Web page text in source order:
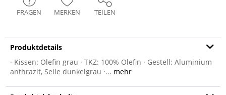
FRAGEN MERKEN TEILEN
Produktdetails
· Kissen: Olefin grau · TKZ: 100% Olefin · Gestell: Aluminium
anthrazit, Seile dunkelgrau ·... mehr